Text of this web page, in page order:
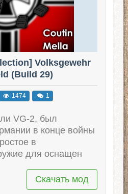
Volksgewehr
(Build 29)
1474 1
VG-2, был
в конце войны
в
для оснащен
Скачать мод